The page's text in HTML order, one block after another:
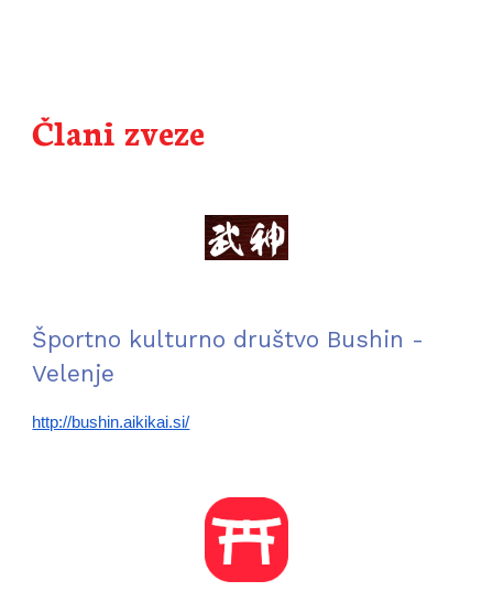
Člani zveze
Športno kulturno društvo Bushin -
Velenje
http://bushin.aikikai.si/